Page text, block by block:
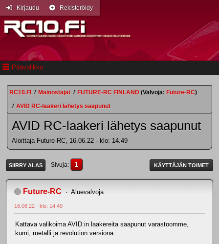
Päävalikko
Kirjaudu Rekisteröidy
RC10.FI / Mainostajat / FUTURE-RC FINLAND (Valvoja: Future-RC)
/ AVID RC-laakeri lähetys saapunut
AVID RC-laakeri lähetys saapunut
Aloittaja Future-RC, 16.06.22 - klo: 14.49
SIIRRY ALAS Sivuja 1 KÄYTTÄJÄN TOIMET
Future-RC Aluevalvoja
16.06.22 - klo: 14.49
Kattava valikoima AVID:in laakereita saapunut varastoomme,
kumi, metalli ja revolution versiona.